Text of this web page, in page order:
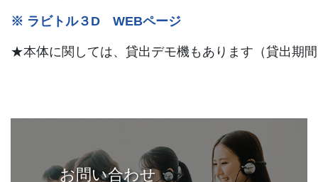
※ ラビトル３D WEBページ
★本体に関しては、貸出デモ機もあります（貸出期
お問い合わせ